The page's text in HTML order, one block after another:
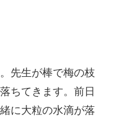
先生が棒で梅の枝
ちてきます。前日
に大粒の水滴が落